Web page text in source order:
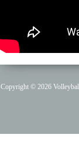
Copyright © 2026